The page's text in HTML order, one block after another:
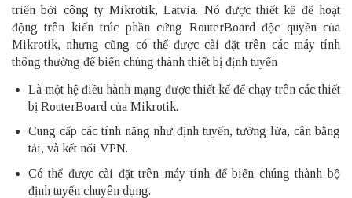
triển bởi công ty Mikrotik, Latvia. Nó được thiết kế để hoạt
động trên kiến trúc phần cứng RouterBoard độc quyền của
Mikrotik, nhưng cũng có thể được cài đặt trên các máy tính
thông thường để biến chúng thành thiết bị định tuyến
Là một hệ điều hành mạng được thiết kế để chạy trên các thiết
bị RouterBoard của Mikrotik.
Cung cấp các tính năng như định tuyến, tường lửa, cân bằng
tải, và kết nối VPN.
Có thể được cài đặt trên máy tính để biến chúng thành bộ
định tuyến chuyên dụng.